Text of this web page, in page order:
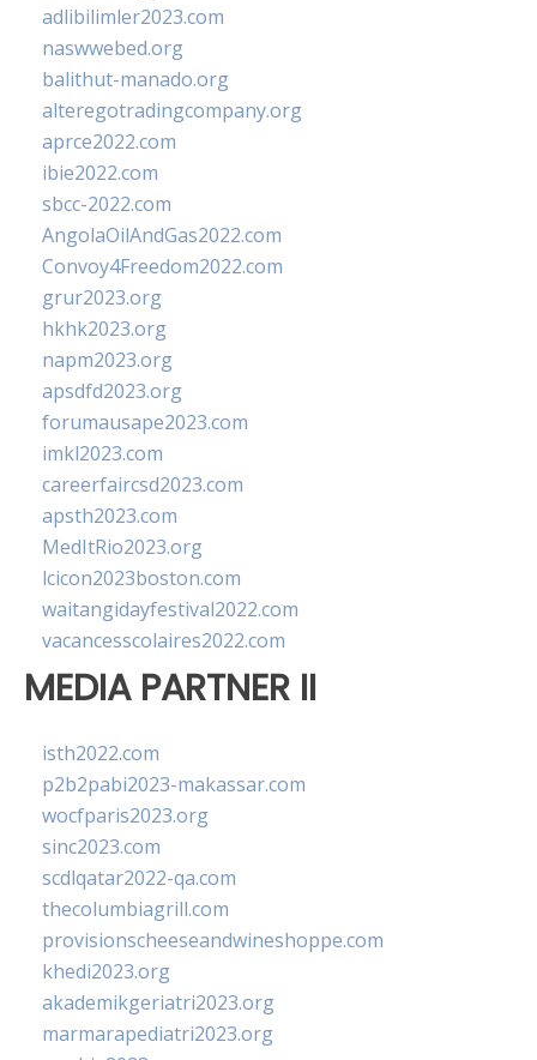
adlibilimler2023.com
naswwebed.org
balithut-manado.org
alteregotradingcompany.org
aprce2022.com
ibie2022.com
sbcc-2022.com
AngolaOilAndGas2022.com
Convoy4Freedom2022.com
grur2023.org
hkhk2023.org
napm2023.org
apsdfd2023.org
forumausape2023.com
imkl2023.com
careerfaircsd2023.com
apsth2023.com
MedItRio2023.org
lcicon2023boston.com
waitangidayfestival2022.com
vacancesscolaires2022.com
MEDIA PARTNER II
isth2022.com
p2b2pabi2023-makassar.com
wocfparis2023.org
sinc2023.com
scdlqatar2022-qa.com
thecolumbiagrill.com
provisionscheeseandwineshoppe.com
khedi2023.org
akademikgeriatri2023.org
marmarapediatri2023.org